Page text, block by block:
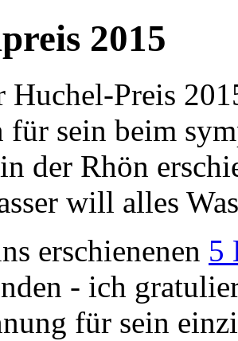
2015
Huchel-Preis
für sein beim
der Rhön
will alles
erschienenen 5
- ich
für sein